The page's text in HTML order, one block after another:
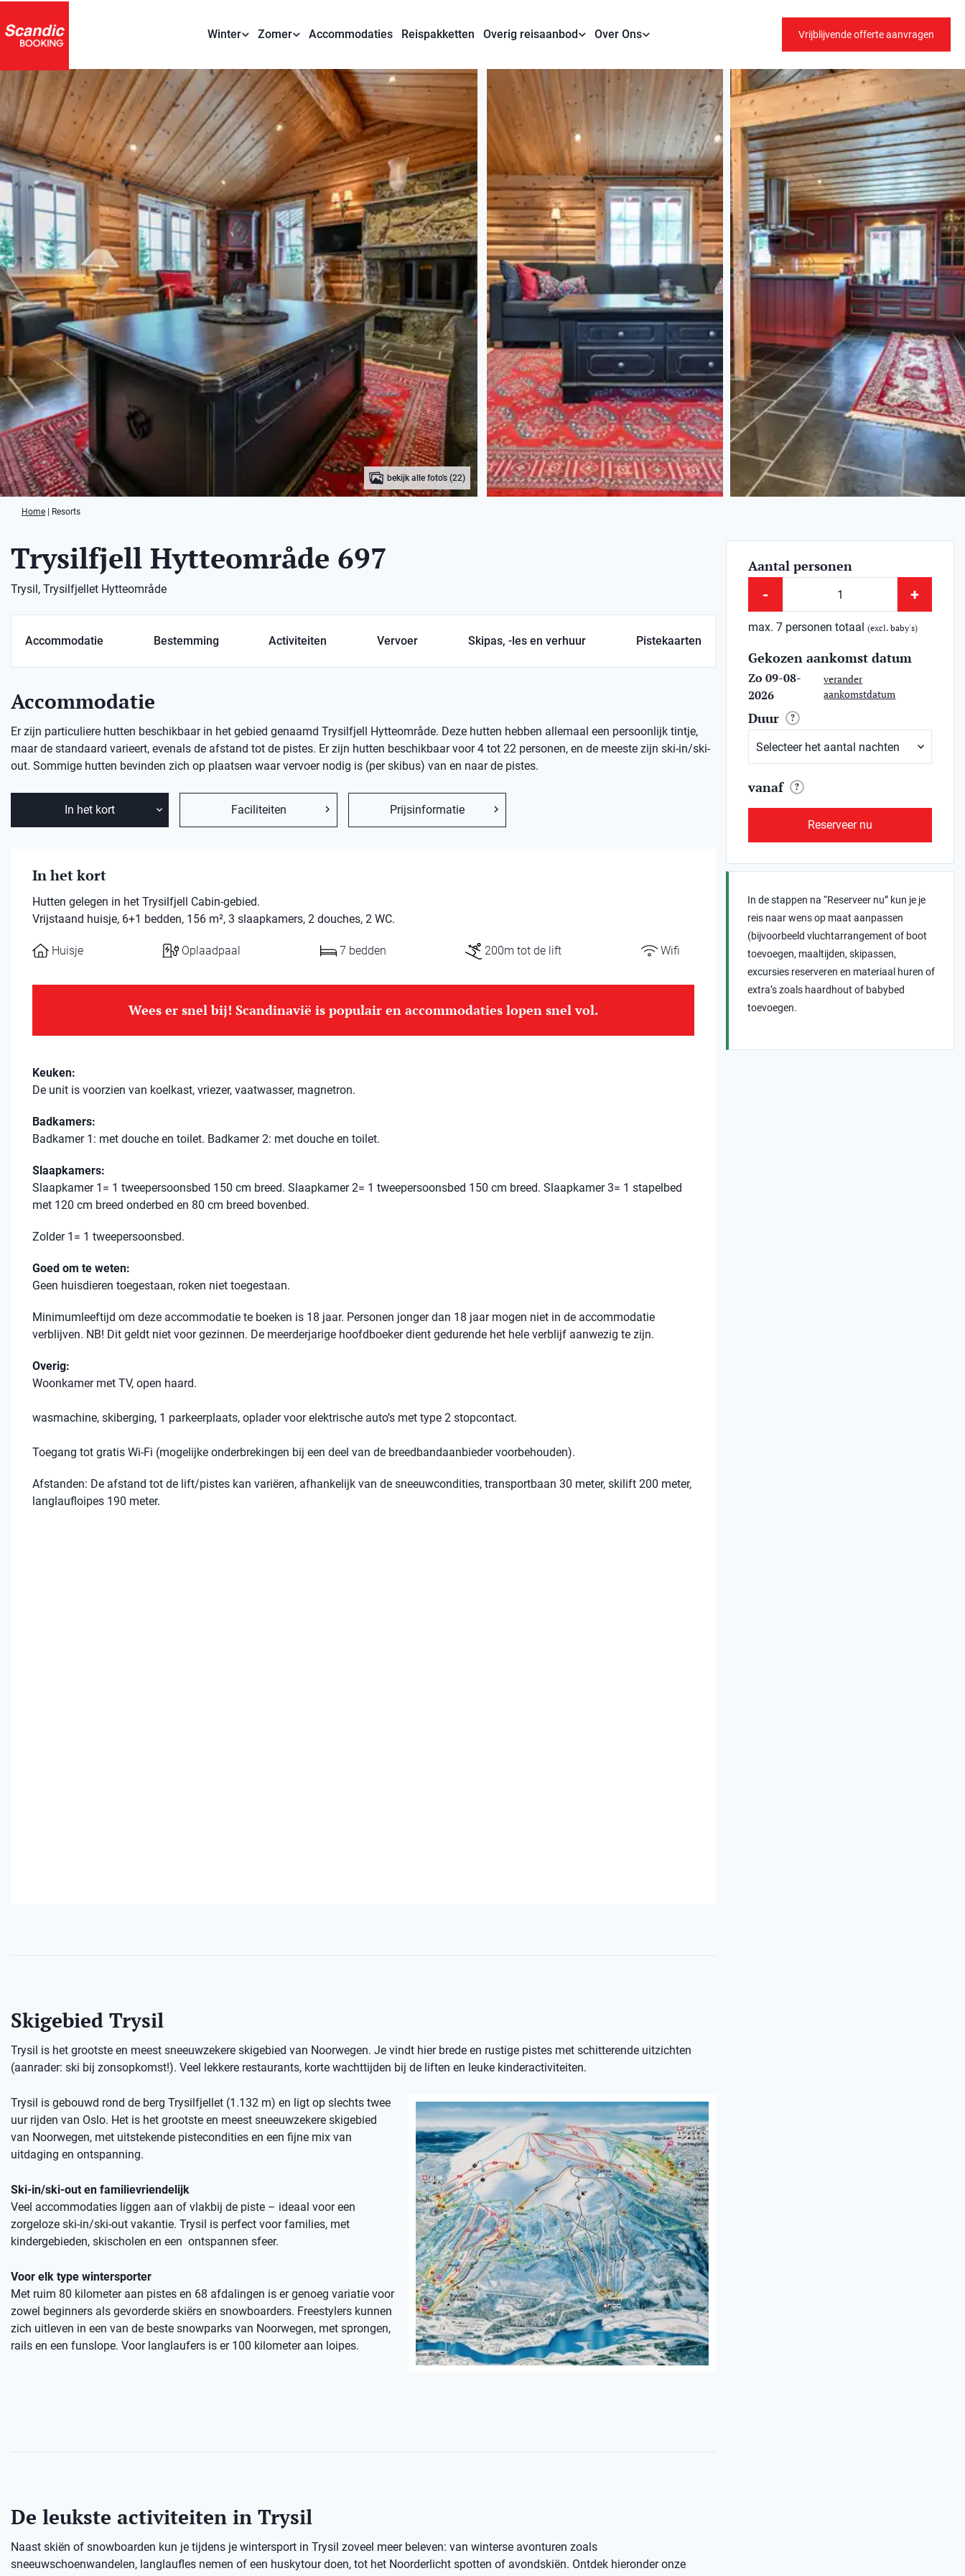
Winter Zomer Accommodaties Reispakketten Overig reisaanbod Over Ons Vrijblijvende offerte aanvragen
bekijk alle foto's (22)
Home Resorts
Trysilfjell Hytteområde 697
Trysil, Trysilfjellet Hytteområde
Accommodatie Bestemming Activiteiten Vervoer Skipas, -les en verhuur Pistekaarten
Accommodatie
Er zijn particuliere hutten beschikbaar in het gebied genaamd Trysilfjell Hytteområde. Deze hutten hebben allemaal een persoonlijk tintje,
maar de standaard varieert, evenals de afstand tot de pistes. Er zijn hutten beschikbaar voor 4 tot 22 personen, en de meeste zijn ski-in/ski-
out. Sommige hutten bevinden zich op plaatsen waar vervoer nodig is (per skibus) van en naar de pistes.
In het kort Faciliteiten Prijsinformatie
In het kort
Hutten gelegen in het Trysilfjell Cabin-gebied.
Vrijstaand huisje, 6+1 bedden, 156 m², 3 slaapkamers, 2 douches, 2 WC.
Huisje Oplaadpaal 7 bedden 200m tot de lift Wifi
Wees er snel bij! Scandinavië is populair en accommodaties lopen snel vol.
Keuken:
De unit is voorzien van koelkast, vriezer, vaatwasser, magnetron.
Badkamers:
Badkamer 1: met douche en toilet. Badkamer 2: met douche en toilet.
Slaapkamers:
Slaapkamer 1= 1 tweepersoonsbed 150 cm breed. Slaapkamer 2= 1 tweepersoonsbed 150 cm breed. Slaapkamer 3= 1 stapelbed
met 120 cm breed onderbed en 80 cm breed bovenbed.
Zolder 1= 1 tweepersoonsbed.
Goed om te weten:
Geen huisdieren toegestaan, roken niet toegestaan.
Minimumleeftijd om deze accommodatie te boeken is 18 jaar. Personen jonger dan 18 jaar mogen niet in de accommodatie
verblijven. NB! Dit geldt niet voor gezinnen. De meerderjarige hoofdboeker dient gedurende het hele verblijf aanwezig te zijn.
Overig:
Woonkamer met TV, open haard.
wasmachine, skiberging, 1 parkeerplaats, oplader voor elektrische auto’s met type 2 stopcontact.
Toegang tot gratis Wi-Fi (mogelijke onderbrekingen bij een deel van de breedbandaanbieder voorbehouden).
Afstanden: De afstand tot de lift/pistes kan variëren, afhankelijk van de sneeuwcondities, transportbaan 30 meter, skilift 200 meter,
langlaufloipes 190 meter.
Skigebied Trysil
Trysil is het grootste en meest sneeuwzekere skigebied van Noorwegen. Je vindt hier brede en rustige pistes met schitterende uitzichten
(aanrader: ski bij zonsopkomst!). Veel lekkere restaurants, korte wachttijden bij de liften en leuke kinderactiviteiten.
Trysil is gebouwd rond de berg Trysilfjellet (1.132 m) en ligt op slechts twee
uur rijden van Oslo. Het is het grootste en meest sneeuwzekere skigebied
van Noorwegen, met uitstekende pistecondities en een fijne mix van
uitdaging en ontspanning.
Ski-in/ski-out en familievriendelijk
Veel accommodaties liggen aan of vlakbij de piste – ideaal voor een
zorgeloze ski-in/ski-out vakantie. Trysil is perfect voor families, met
kindergebieden, skischolen en een ontspannen sfeer.
Voor elk type wintersporter
Met ruim 80 kilometer aan pistes en 68 afdalingen is er genoeg variatie voor
zowel beginners als gevorderde skiërs en snowboarders. Freestylers kunnen
zich uitleven in een van de beste snowparks van Noorwegen, met sprongen,
rails en een funslope. Voor langlaufers is er 100 kilometer aan loipes.
De leukste activiteiten in Trysil
Naast skiën of snowboarden kun je tijdens je wintersport in Trysil zoveel meer beleven: van winterse avonturen zoals
sneeuwschoenwandelen, langlaufles nemen of een huskytour doen, tot het Noorderlicht spotten of avondskiën. Ontdek hieronder onze
Aantal personen
- +
max. 7 personen totaal(excl. baby's)
Gekozen aankomst datum
Zo 09-08-
2026
verander
aankomstdatum
Duur ?
vanaf ?
Reserveer nu
In de stappen na “Reserveer nu” kun je je
reis naar wens op maat aanpassen
(bijvoorbeeld vluchtarrangement of boot
toevoegen, maaltijden, skipassen,
excursies reserveren en materiaal huren of
extra’s zoals haardhout of babybed
toevoegen.